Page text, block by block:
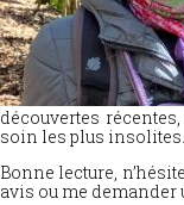
découvertes
soin les plus insolites.
Bonne lecture,
avis ou me demander